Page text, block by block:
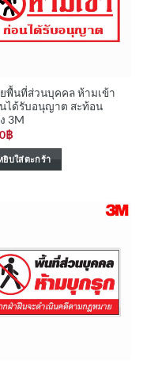
พื้นที่ส่วนบุคคล ห้ามเข้า
ได้รับอนุญาต สะท้อน
3M
฿
ยิบใส่ตะกร้า